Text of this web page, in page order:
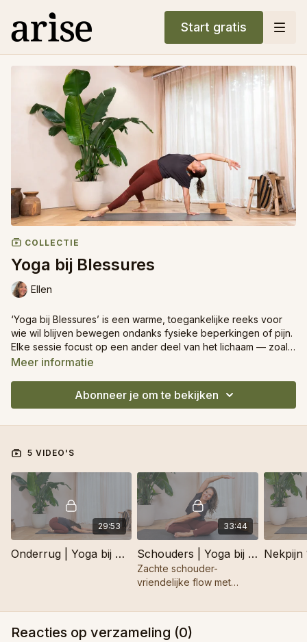
Start gratis
COLLECTIE
Yoga bij Blessures
Ellen
‘Yoga bij Blessures’ is een warme, toegankelijke reeks voor
wie wil blijven bewegen ondanks fysieke beperkingen of pijn.
Elke sessie focust op een ander deel van het lichaam — zoals
schouders, rug of knieën — en biedt zachte, veilige
mobiliteit en lichte kracht, zodat je je lichaam opnieuw kan
revalidatie, preventie of gewoon om milder te zijn voor jezelf.
Meer informatie
Abonneer je om te bekijken
5 VIDEO'S
29:53
Onderrug | Yoga bij Blessures
33:44
Schouders | Yoga bij Blessures
Zachte schouder-
vriendelijke flow met
kracht, eindigend in diepe
Reacties op verzameling (0)